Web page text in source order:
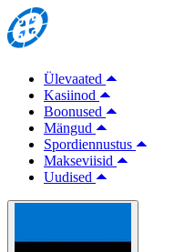
Ülevaated
Kasiinod
Boonused
Mängud
Spordiennustus
Makseviisid
Uudised